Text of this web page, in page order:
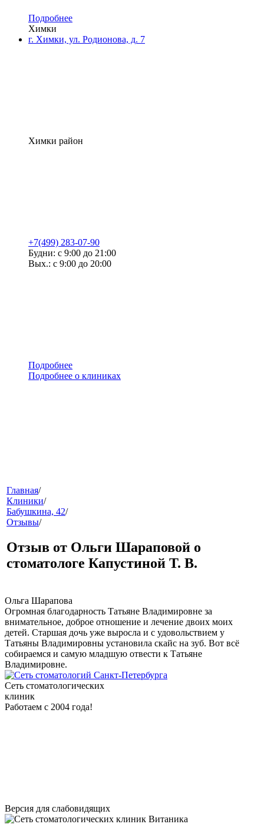
Подробнее
Химки
г. Химки, ул. Родионова, д. 7
Химки район
+7(499) 283-07-90
Будни: с 9:00 до 21:00
Вых.: с 9:00 до 20:00
Подробнее
Подробнее о клиниках
меню
звонок
клиники
Главная/
Клиники/
Бабушкина, 42/
Отзывы/
Отзыв от Ольги Шараповой о
стоматологе Капустиной Т. В.
Ольга Шарапова
Огромная благодарность Татьяне Владимировне за
внимательное, доброе отношение и лечение двоих моих
детей. Старшая дочь уже выросла и с удовольствием у
Татьяны Владимировны установила скайс на зуб. Вот всё
собираемся и самую младшую отвести к Татьяне
Владимировне.
Сеть стоматологических
клиник
Работаем с 2004 года!
Версия для слабовидящих